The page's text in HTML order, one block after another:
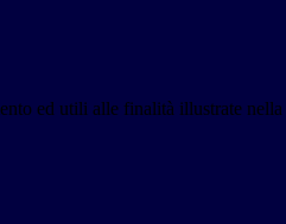
ed utili alle finalità illustrate nella